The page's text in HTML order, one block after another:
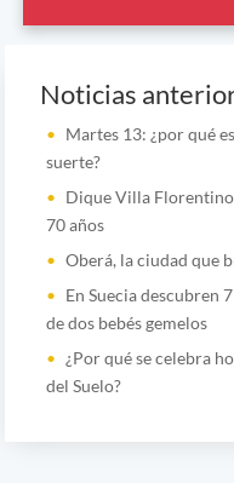
Noticias
Martes 13: ¿por qué
suerte?
Dique Villa
70 años
Oberá, la ciudad que
En Suecia descubren
de dos bebés gemelos
¿Por qué se celebra
del Suelo?